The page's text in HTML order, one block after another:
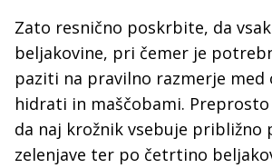
Zato resnično poskrbite, da
beljakovine, pri čemer je
paziti na pravilno razmerje med
hidrati in maščobami.
da naj krožnik vsebuje približno
zelenjave ter po četrtino